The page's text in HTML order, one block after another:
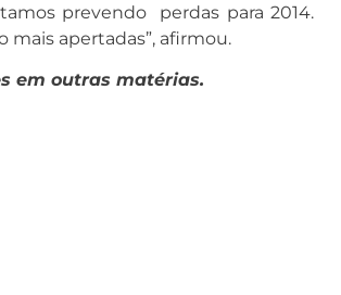
prevendo perdas para 2014.
mais apertadas”, afirmou.
em outras matérias.